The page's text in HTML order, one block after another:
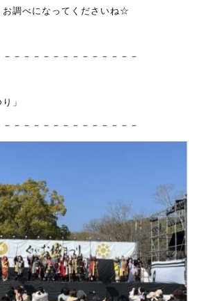
お調べになってくださいね☆
－－－－－－－－－－－－－
」
－－－－－－－－－－－－－